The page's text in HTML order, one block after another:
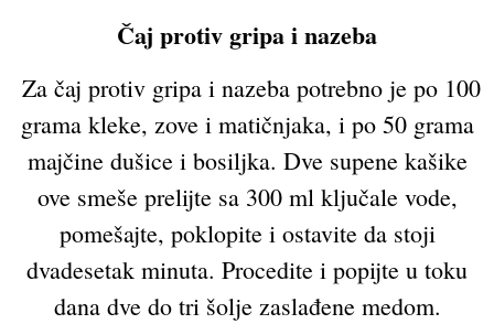
Čaj protiv gripa i nazeba
Za čaj protiv gripa i nazeba potrebno je po 100
grama kleke, zove i matičnjaka, i po 50 grama
majčine dušice i bosiljka. Dve supene kašike
ove smeše prelijte sa 300 ml ključale vode,
pomešajte, poklopite i ostavite da stoji
dvadesetak minuta. Procedite i popijte u toku
dana dve do tri šolje zaslađene medom.